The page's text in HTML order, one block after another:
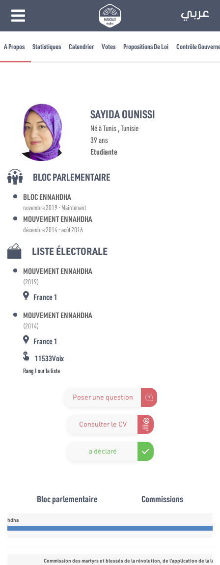
A Propos Statistiques Calendrier Votes Propositions De Loi Contrôle
SAYIDA OUNISSI
Né à Tunis , Tunisie
39 ans
Etudiante
BLOC PARLEMENTAIRE
BLOC ENNAHDHA
novembre 2019 - Maintenant
MOUVEMENT ENNAHDHA
décembre 2014 - août 2016
LISTE ÉLECTORALE
MOUVEMENT ENNAHDHA
(2019)
France 1
MOUVEMENT ENNAHDHA
(2014)
France 1
11533Voix
Rang 1 sur la liste
Poser une question
Consulter le CV
a déclaré
Bloc parlementaire Commissions